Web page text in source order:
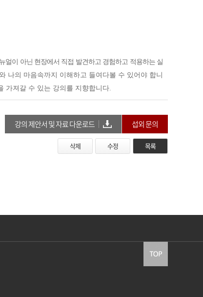
얼이 아닌 현장에서 직접 발견하고 경험하고 적용하는 실
나의 마음속까지 이해하고 들여다볼 수 있어야 합니
가져갈 수 있는 강의를 지향합니다.
섭외 문의
강의 제안서 및 자료 다운로드
목록
수정
삭제